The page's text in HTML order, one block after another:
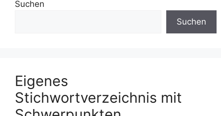
Suchen
Suchen
Eigenes
Stichwortverzeichnis mit